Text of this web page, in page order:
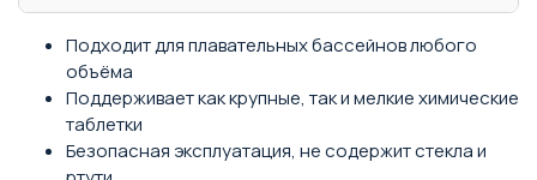
Подходит для плавательных бассейнов любого
объёма
Поддерживает как крупные, так и мелкие химические
таблетки
Безопасная эксплуатация, не содержит стекла и